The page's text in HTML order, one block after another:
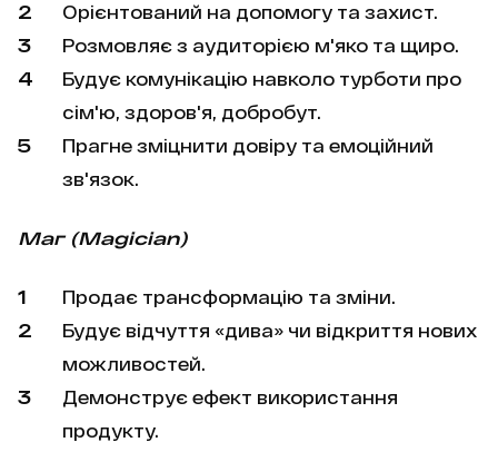
Орієнтований на допомогу та захист.
Розмовляє з аудиторією м'яко та щиро.
Будує комунікацію навколо турботи про
сім'ю, здоров'я, добробут.
Прагне зміцнити довіру та емоційний
зв'язок.
Маг (Magician)
Продає трансформацію та зміни.
Будує відчуття «дива» чи відкриття нових
можливостей.
Демонструє ефект використання
продукту.